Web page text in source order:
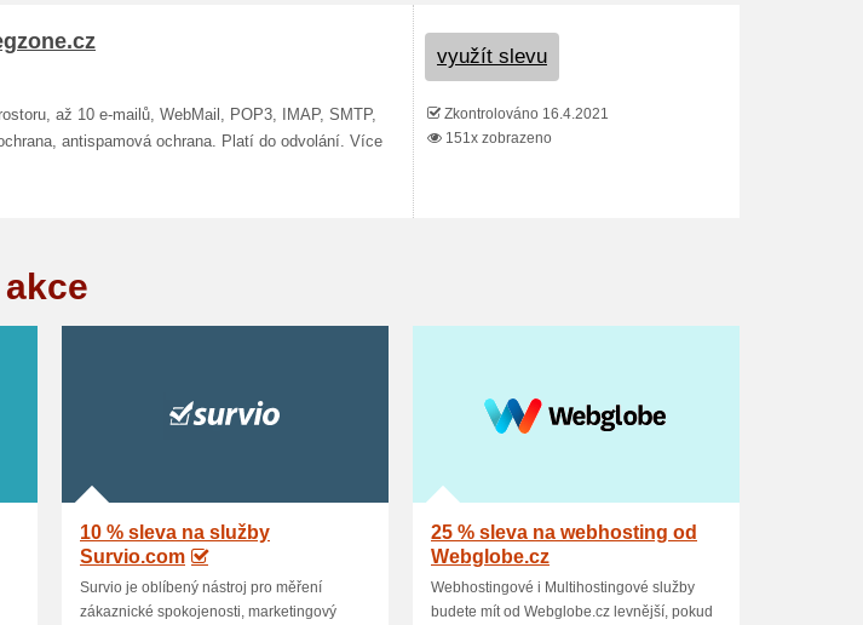
až 10 e-mailů, WebMail, POP3, IMAP, SMTP,
antispamová ochrana. Platí do odvolání. Více
využít slevu
Zkontrolováno 16.4.2021
151x zobrazeno
10 % sleva na služby
Survio.com
Survio je oblíbený nástroj pro měření
zákaznické spokojenosti, marketingový
25 % sleva na webhosting od
Webglobe.cz
Webhostingové i Multihostingové služby
budete mít od Webglobe.cz levnější, pokud